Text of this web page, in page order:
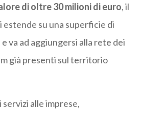
di oltre 30 milioni di euro, il
estende su una superficie di
va ad aggiungersi alla rete dei
già presenti sul territorio
alle imprese,